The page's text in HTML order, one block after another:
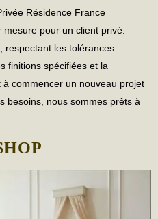
Résidence France
pour un client privé.
respectant les tolérances
finitions spécifiées et la
commencer un nouveau projet
besoins, nous sommes prêts à